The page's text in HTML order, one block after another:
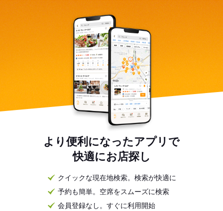
より便利になったアプリで
快適にお店探し
クイックな現在地検索。検索が快適に
予約も簡単。空席をスムーズに検索
会員登録なし。すぐに利用開始